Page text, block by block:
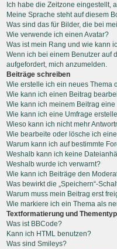
Ich habe die Zeitzone eingestellt,
Meine Sprache steht auf diesem
Was sind das für Bilder, die bei
Wie verwende ich einen Avatar?
Was ist mein Rang und wie kann
Wenn ich bei einem Benutzer auf
aufgefordert, mich anzumelden.
Beiträge schreiben
Wie erstelle ich ein neues Thema
Wie kann ich einen Beitrag
Wie kann ich meinem Beitrag
Wie kann ich eine Umfrage
Wieso kann ich nicht mehr
Wie bearbeite oder lösche ich
Warum kann ich auf bestimmte
Weshalb kann ich keine
Weshalb wurde ich verwarnt?
Wie kann ich Beiträge den
Was bewirkt die „Speichern“-
Warum muss mein Beitrag erst
Wie markiere ich ein Thema als
Textformatierung und
Was ist BBCode?
Kann ich HTML benutzen?
Was sind Smileys?